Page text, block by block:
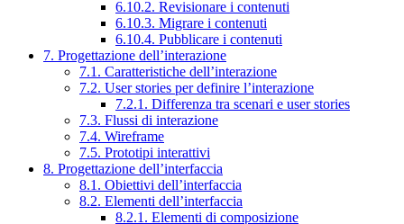
6.10.2. Revisionare i contenuti
6.10.3. Migrare i contenuti
6.10.4. Pubblicare i contenuti
7. Progettazione dell’interazione
7.1. Caratteristiche dell’interazione
7.2. User stories per definire l’interazione
7.2.1. Differenza tra scenari e user stories
7.3. Flussi di interazione
7.4. Wireframe
7.5. Prototipi interattivi
8. Progettazione dell’interfaccia
8.1. Obiettivi dell’interfaccia
8.2. Elementi dell’interfaccia
8.2.1. Elementi di composizione